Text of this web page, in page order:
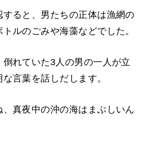
すると、男たちの正体は漁網の
ルのごみや海藻などでした。
倒れていた3人の男の一人が立
言葉を話しだします。
、真夜中の沖の海はまぶしいん